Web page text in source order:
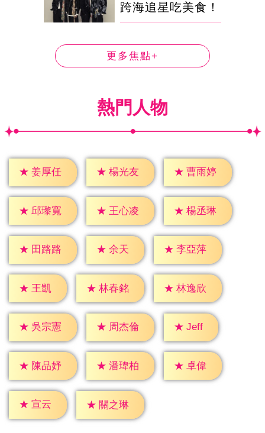
跨海追星吃美食！
更多焦點+
熱門人物
★ 姜厚任 ★ 楊光友 ★ 曹雨婷
★ 邱瓈寬 ★ 王心凌 ★ 楊丞琳
★ 田路路 ★ 余天 ★ 李亞萍
★ 王凱 ★ 林春銘 ★ 林逸欣
★ 吳宗憲 ★ 周杰倫 ★ Jeff
★ 陳品妤 ★ 潘瑋柏 ★ 卓偉
★ 宣云 ★ 關之琳